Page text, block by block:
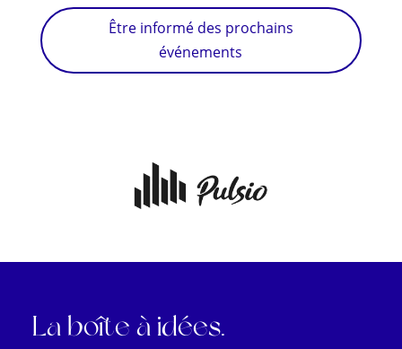
Être informé des prochains
événements
La boîte à idées.